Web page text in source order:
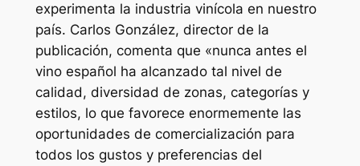
experimenta la industria vinícola en nuestro
país. Carlos González, director de la
publicación, comenta que «nunca antes el
vino español ha alcanzado tal nivel de
calidad, diversidad de zonas, categorías y
estilos, lo que favorece enormemente las
oportunidades de comercialización para
todos los gustos y preferencias del